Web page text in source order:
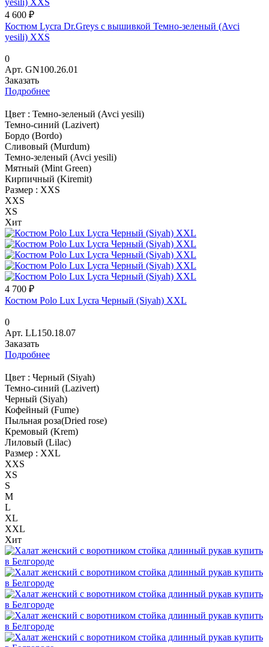
4 600 ₽
Костюм Lycra Dr.Greys с вышивкой Темно-зеленый (Avci
yesili) XXS
0
Арт. GN100.26.01
Заказать
Подробнее
Цвет : Темно-зеленый (Avci yesili)
Темно-синий (Lazivert)
Бордо (Bordo)
Сливовый (Murdum)
Темно-зеленый (Avci yesili)
Мятный (Mint Green)
Кирпичный (Kiremit)
Размер : XXS
XXS
XS
Хит
4 700 ₽
Костюм Polo Lux Lycra Черный (Siyah) XXL
0
Арт. LL150.18.07
Заказать
Подробнее
Цвет : Черный (Siyah)
Темно-синий (Lazivert)
Черный (Siyah)
Кофейный (Fume)
Пыльная роза(Dried rose)
Кремовый (Krem)
Лиловый (Lilac)
Размер : XXL
XXS
XS
S
M
L
XL
XXL
Хит